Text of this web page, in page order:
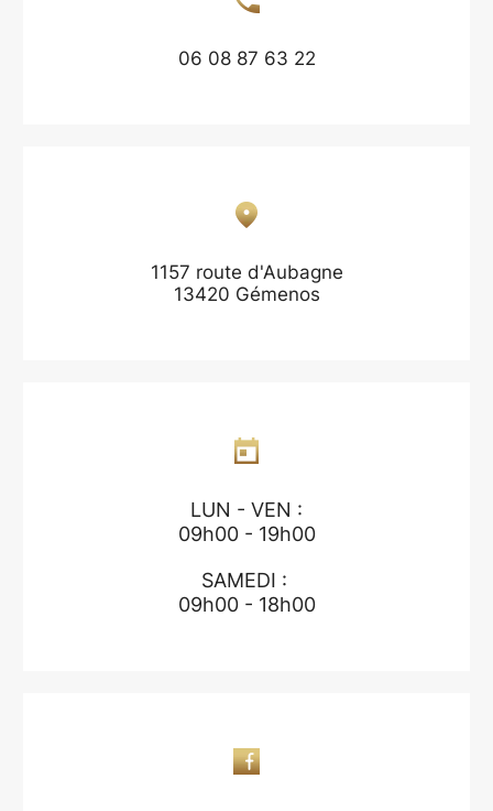
06 08 87 63 22
1157 route d'Aubagne
13420 Gémenos
LUN - VEN :
09h00 - 19h00
SAMEDI :
09h00 - 18h00